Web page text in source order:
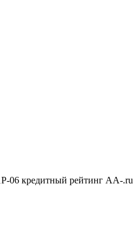
06 кредитный рейтинг AA-.ru